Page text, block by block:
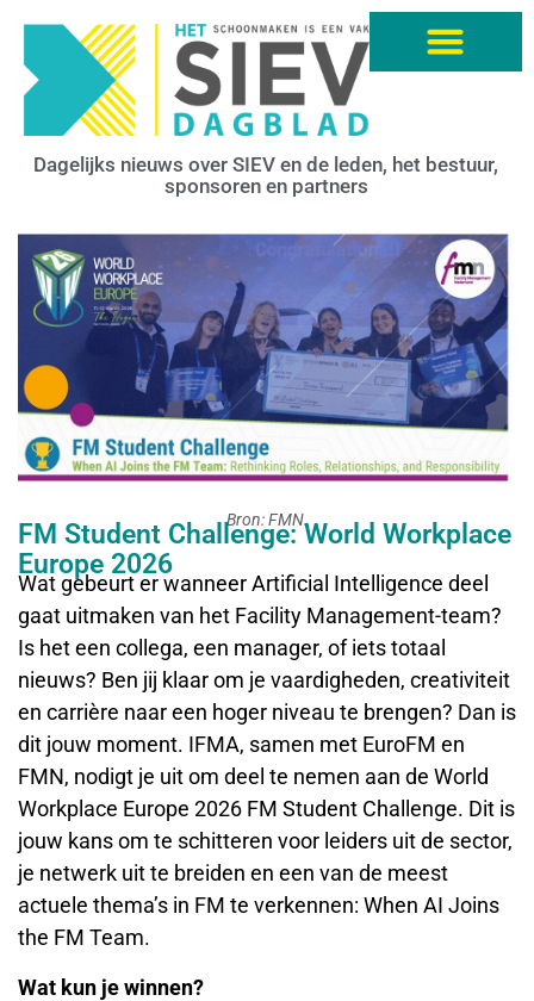
Dagelijks nieuws over SIEV en de leden, het bestuur,
sponsoren en partners
Bron: FMN.
FM Student Challenge: World Workplace
Europe 2026
Wat gebeurt er wanneer Artificial Intelligence deel
gaat uitmaken van het Facility Management-team?
Is het een collega, een manager, of iets totaal
nieuws? Ben jij klaar om je vaardigheden, creativiteit
en carrière naar een hoger niveau te brengen? Dan is
dit jouw moment. IFMA, samen met EuroFM en
FMN, nodigt je uit om deel te nemen aan de World
Workplace Europe 2026 FM Student Challenge. Dit is
jouw kans om te schitteren voor leiders uit de sector,
je netwerk uit te breiden en een van de meest
actuele thema’s in FM te verkennen: When AI Joins
the FM Team.
Wat kun je winnen?